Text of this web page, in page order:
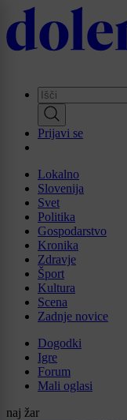
Skip
to
main
Prijavi se
Lokalno
Slovenija
Svet
Politika
Gospodarstvo
Kronika
Zdravje
Šport
Kultura
Scena
Zadnje novice
Dogodki
Igre
Forum
Mali oglasi
naj žar